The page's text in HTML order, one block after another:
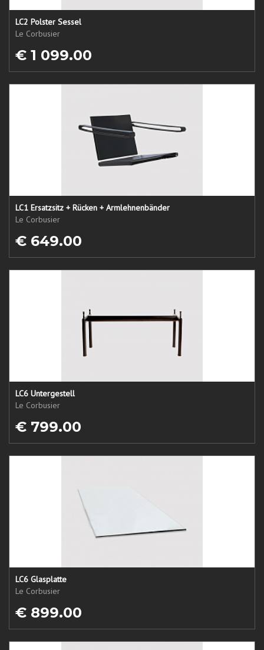
LC2 Polster Sessel
Le Corbusier
€ 1 099.00
LC1 Ersatzsitz + Rücken + Armlehnenbänder
Le Corbusier
€ 649.00
LC6 Untergestell
Le Corbusier
€ 799.00
LC6 Glasplatte
Le Corbusier
€ 899.00